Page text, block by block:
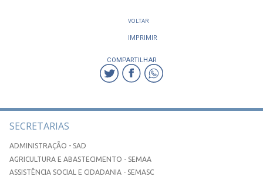
VOLTAR
IMPRIMIR
COMPARTILHAR
SECRETARIAS
ADMINISTRAÇÃO - SAD
AGRICULTURA E ABASTECIMENTO - SEMAA
ASSISTÊNCIA SOCIAL E CIDADANIA - SEMASC